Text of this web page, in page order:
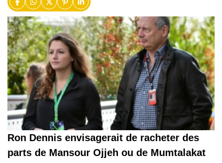
Ron Dennis envisagerait de racheter des
parts de Mansour Ojjeh ou de Mumtalakat